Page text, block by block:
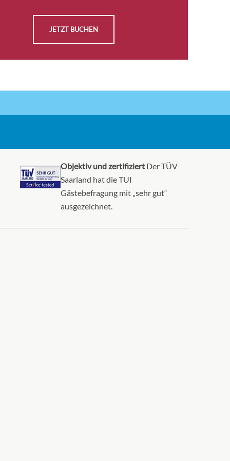
ANFRAGEN
ANFRAGEN
CHF 1'649.00
JETZT BUCHEN
Objektiv und zertifiziertDer TÜV
Saarland hat die TUI
Gästebefragung mit „sehr gut“
ausgezeichnet.